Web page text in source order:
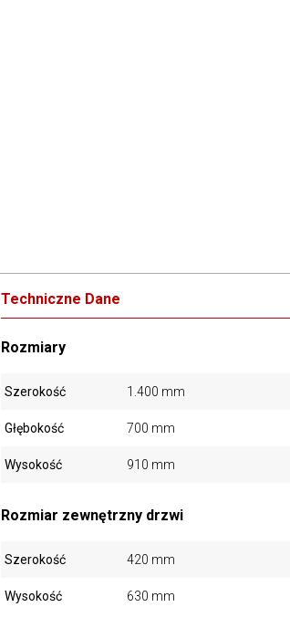
Techniczne Dane
Rozmiary
Szerokość 1.400 mm
Głębokość 700 mm
Wysokość 910 mm
Rozmiar zewnętrzny drzwi
Szerokość 420 mm
Wysokość 630 mm